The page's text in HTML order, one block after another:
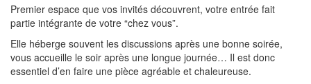
Premier espace que vos invités découvrent, votre entrée fait
partie intégrante de votre “chez vous”.
Elle héberge souvent les discussions après une bonne soirée,
vous accueille le soir après une longue journée… Il est donc
essentiel d’en faire une pièce agréable et chaleureuse.